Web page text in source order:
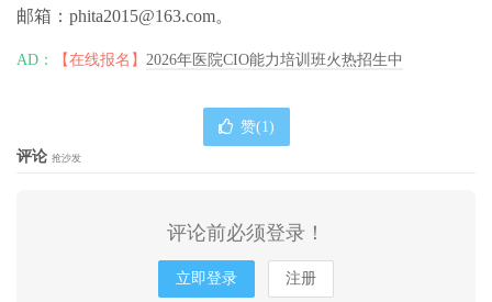
邮箱：phita2015@163.com。
AD： 【在线报名】 2026年医院CIO能力培训班火热招生中
赞(1)
评论 抢沙发
评论前必须登录！
立即登录 注册